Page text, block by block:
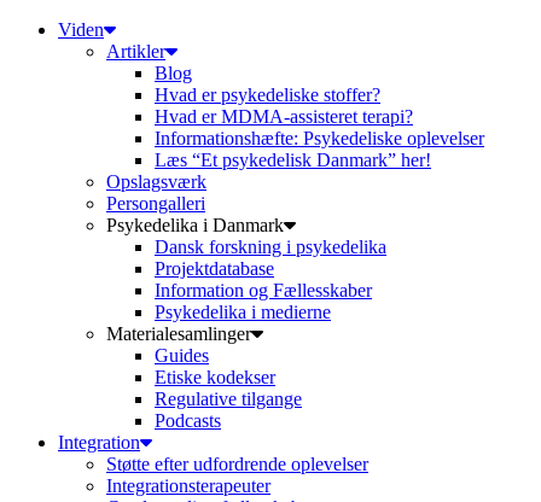
Viden
Artikler
Blog
Hvad er psykedeliske stoffer?
Hvad er MDMA-assisteret terapi?
Informationshæfte: Psykedeliske oplevelser
Læs “Et psykedelisk Danmark” her!
Opslagsværk
Persongalleri
Psykedelika i Danmark
Dansk forskning i psykedelika
Projektdatabase
Information og Fællesskaber
Psykedelika i medierne
Materialesamlinger
Guides
Etiske kodekser
Regulative tilgange
Podcasts
Integration
Støtte efter udfordrende oplevelser
Integrationsterapeuter